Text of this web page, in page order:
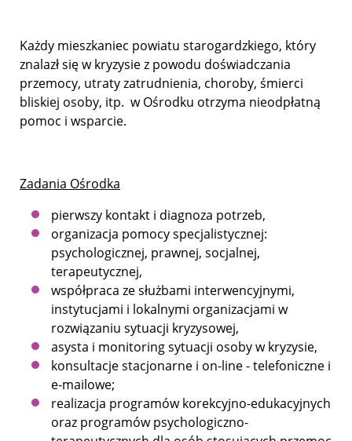
Każdy mieszkaniec powiatu starogardzkiego, który
znalazł się w kryzysie z powodu doświadczania
przemocy, utraty zatrudnienia, choroby, śmierci
bliskiej osoby, itp. w Ośrodku otrzyma nieodpłatną
pomoc i wsparcie.
Zadania Ośrodka
pierwszy kontakt i diagnoza potrzeb,
organizacja pomocy specjalistycznej:
psychologicznej, prawnej, socjalnej,
terapeutycznej,
współpraca ze służbami interwencyjnymi,
instytucjami i lokalnymi organizacjami w
rozwiązaniu sytuacji kryzysowej,
asysta i monitoring sytuacji osoby w kryzysie,
konsultacje stacjonarne i on-line - telefoniczne i
e-mailowe;
realizacja programów korekcyjno-edukacyjnych
oraz programów psychologiczno-